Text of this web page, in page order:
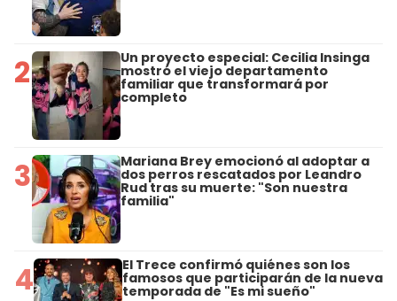
2 Un proyecto especial: Cecilia Insinga
mostró el viejo departamento
familiar que transformará por
completo
3 Mariana Brey emocionó al adoptar a
dos perros rescatados por Leandro
Rud tras su muerte: "Son nuestra
familia"
4 El Trece confirmó quiénes son los
famosos que participarán de la nueva
temporada de "Es mi sueño"